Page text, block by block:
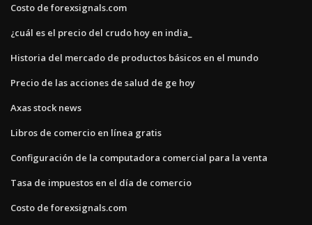
Costo de forexsignals.com
¿cuál es el precio del crudo hoy en india_
Historia del mercado de productos básicos en el mundo
Precio de las acciones de salud de ge hoy
Axas stock news
Libros de comercio en línea gratis
Configuración de la computadora comercial para la venta
Tasa de impuestos en el día de comercio
Costo de forexsignals.com